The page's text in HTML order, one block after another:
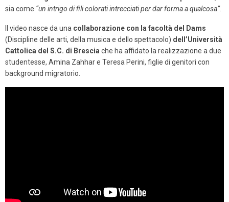
sia come “un intrigo di fili colorati intrecciati per dar forma a qualcosa”.
Il video nasce da una collaborazione con la facoltà del Dams
(Discipline delle arti, della musica e dello spettacolo) dell’Università
Cattolica del S.C. di Brescia che ha affidato la realizzazione a due
studentesse, Amina Zahhar e Teresa Perini, figlie di genitori con
background migratorio.